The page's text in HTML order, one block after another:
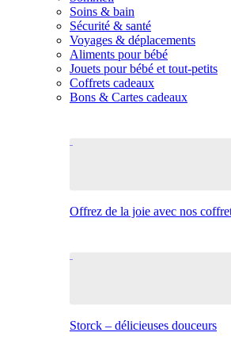
Soins & bain
Sécurité & santé
Voyages & déplacements
Aliments pour bébé
Jouets pour bébé et tout-petits
Coffrets cadeaux
Bons & Cartes cadeaux
Offrez de la joie avec nos
Storck – délicieuses douceurs